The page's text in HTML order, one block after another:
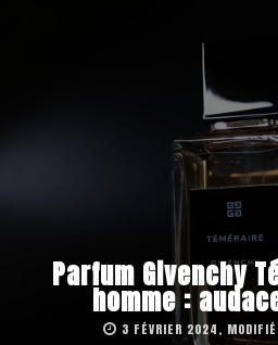
Parfum Givenchy
homme :
3 FÉVRIER 2024,